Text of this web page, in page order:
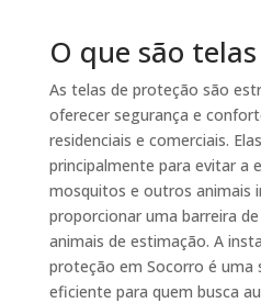
O que são
As telas de proteção são
oferecer segurança e
residenciais e comerciais.
principalmente para evitar a
mosquitos e outros animais
proporcionar uma barreira
animais de estimação. A
proteção em Socorro é uma
eficiente para quem busca